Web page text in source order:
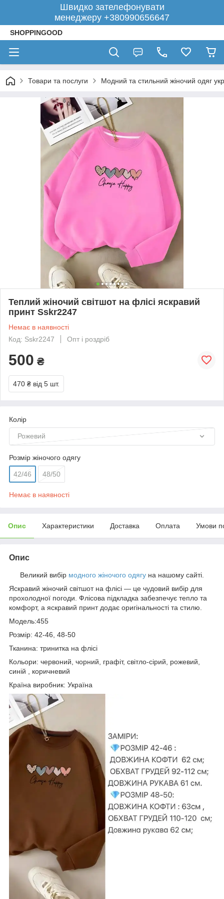
Швидко зателефонувати
менеджеру +380990656647
SHOPPINGOOD
Товари та послуги Модний та стильний жіночий одяг
Теплий жіночий світшот на флісі яскравий
принт Sskr2247
Немає в наявності
Код: Sskr2247
Опт і роздріб
500 ₴
470 ₴ від 5 шт.
Колір
Рожевий
Розмір жіночого одягу
42/46 48/50
Немає в наявності
Опис Характеристики Доставка Оплата Умови
Опис
Великий вибір модного жіночого одягу на нашому сайті.
Яскравий жіночий світшот на флісі — це чудовий вибір для
прохолодної погоди. Флісова підкладка забезпечує тепло та
комфорт, а яскравий принт додає оригінальності та стилю.
Модель:455
Розмір: 42-46, 48-50
Тканина: тринитка на флісі
Кольори: червоний, чорний, графіт, світло-сірий, рожевий,
синій , коричневий
Країна виробник: Україна